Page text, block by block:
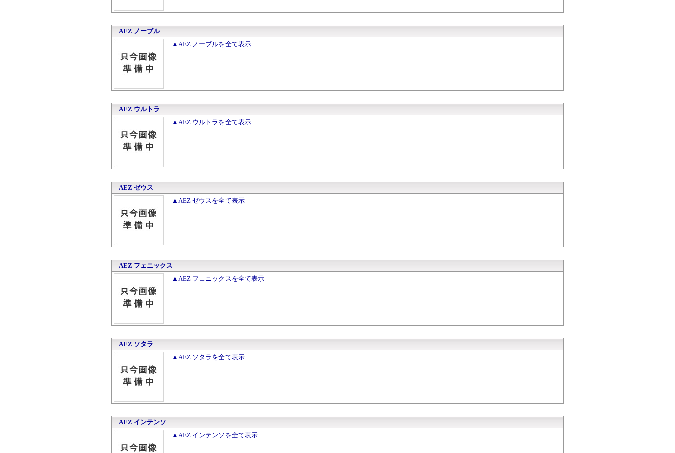
AEZ ノーブル
▲AEZ ノーブルを全て表示
AEZ ウルトラ
▲AEZ ウルトラを全て表示
AEZ ゼウス
▲AEZ ゼウスを全て表示
AEZ フェニックス
▲AEZ フェニックスを全て表示
AEZ ソタラ
▲AEZ ソタラを全て表示
AEZ インテンソ
▲AEZ インテンソを全て表示